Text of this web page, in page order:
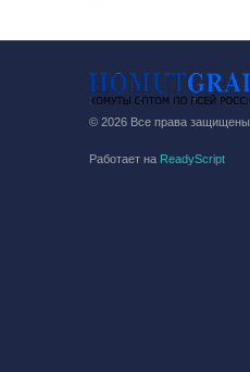
© 2026 Все права защищены
Работает на ReadyScript